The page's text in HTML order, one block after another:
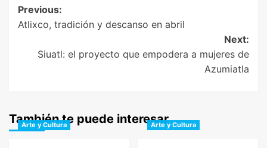
Post
navigation
Previous:
Atlixco, tradición y descanso en abril
Next:
Siuatl: el proyecto que empodera a mujeres de
Azumiatla
También te puede interesar
Arte y Cultura Arte y Cultura